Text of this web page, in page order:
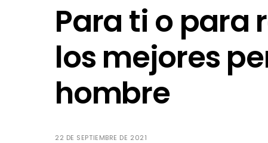
Para ti o para
los mejores
hombre
22 DE SEPTIEMBRE DE 2021